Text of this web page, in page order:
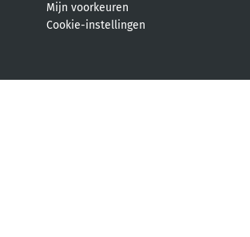
Mijn voorkeuren
Cookie-instellingen